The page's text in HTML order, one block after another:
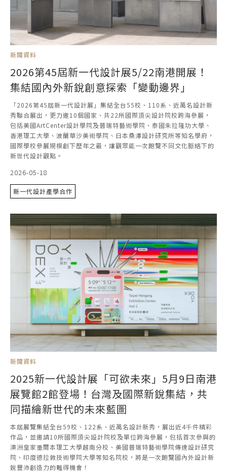
新聞資料
2026第45屆新一代設計展5/22南港開展！
集結國內外新銳創意探索「變動邊界」
「2026第45屆新一代設計展」集結全台55校、110系、近萬名設計新
秀聯合展出，更力邀10個國家、共22所國際頂尖設計院校跨海參展，
包括美國ArtCenter設計學院及普瑞特藝術學院、泰國朱拉隆功大學、
香港理工大學、波蘭華沙美術學院、日本桑澤設計研究所等知名學府，
國際學校參展規模創下歷年之最，讓觀眾能一次飽覽不同文化脈絡下的
新世代設計觀點。
2026-05-18
新一代設計產學合作
新聞資料
2025新一代設計展「可欲未來」5月9日南港
展覽館2館登場！台灣及國際新銳集結，共
同描繪新世代的未來藍圖
本屆展覽集結全台59校、122系、近萬名設計新秀，展出近4千件精彩
作品，並邀請10所國際頂尖設計院校及單位跨海參展，包括首次參與的
澳洲皇家墨爾本理工大學越南分校、美國普瑞特藝術學院傳達設計研究
院、印度德拉敦技術學院大學等知名院校，將是一次飽覽國內外設計新
銳豐沛創造力的難得機會！